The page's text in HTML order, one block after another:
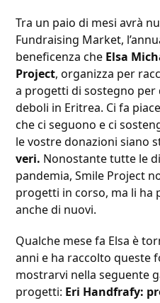
Tra un paio di mesi avrà
Fundraising Market,
beneficenza che Elsa
Project, organizza per
a progetti di sostegno
deboli in Eritrea. Ci fa
che ci seguono e ci
le vostre donazioni siano
veri. Nonostante tutte le
pandemia, Smile Project
progetti in corso, ma li ha
anche di nuovi.
Qualche mese fa Elsa è
anni e ha raccolto queste
mostrarvi nella seguente
progetti: Eri Handfrafy: